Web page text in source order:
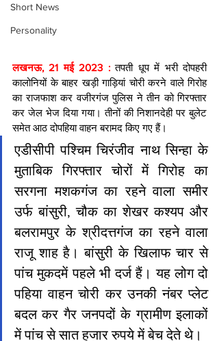
Short News
Personality
लखनऊ, 21 मई 2023 : तपती धूप में भरी दोपहरी
कालोनियों के बाहर खड़ी गाड़ियां चोरी करने वाले गिरोह
का राजफाश कर वजीरगंज पुलिस ने तीन को गिरफ्तार
कर जेल भेज दिया गया। तीनों की निशानदेही पर बुलेट
समेत आठ दोपहिया वाहन बरामद किए गए हैं।
एडीसीपी पश्चिम चिरंजीव नाथ सिन्हा के
मुताबिक गिरफ्तार चोरों में गिरोह का
सरगना मशकगंज का रहने वाला समीर
उर्फ बांसुरी, चौक का शेखर कश्यप और
बलरामपुर के श्रीदत्तगंज का रहने वाला
राजू शाह है। बांसुरी के खिलाफ चार से
पांच मुकदमें पहले भी दर्ज हैं। यह लोग दो
पहिया वाहन चोरी कर उनकी नंबर प्लेट
बदल कर गैर जनपदों के ग्रामीण इलाकों
में पांच से सात हजार रुपये में बेच देते थे।